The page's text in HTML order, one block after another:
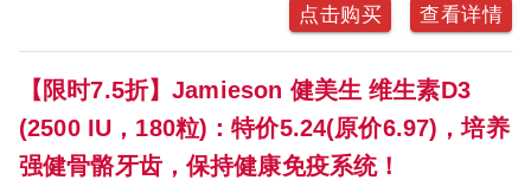
点击购买 查看详情
【限时7.5折】Jamieson 健美生 维生素D3
(2500 IU，180粒)：特价5.24(原价6.97)，培养
强健骨骼牙齿，保持健康免疫系统！